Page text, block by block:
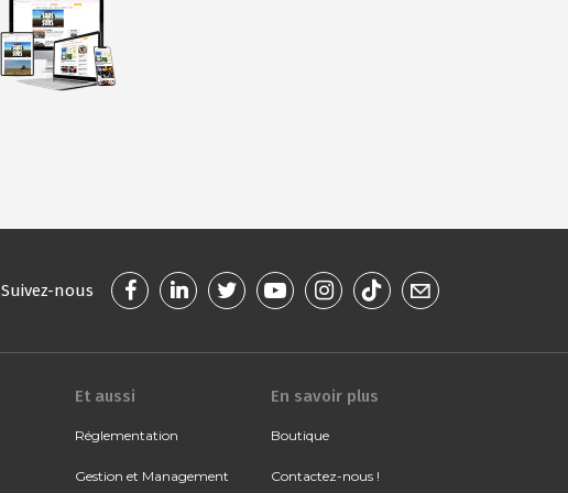
Suivez-nous
Et aussi
Réglementation
Gestion et Management
En savoir plus
Boutique
Contactez-nous !